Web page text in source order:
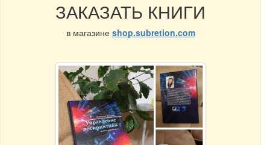
ЗАКАЗАТЬ КНИГИ
в магазине shop.subretion.com